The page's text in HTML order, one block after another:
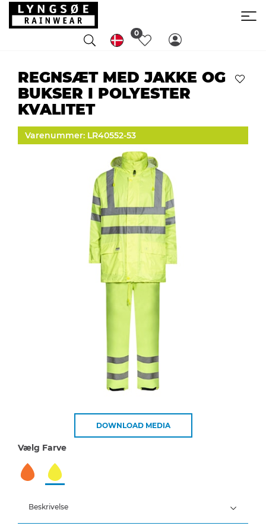
0
REGNSÆT MED JAKKE OG
BUKSER I POLYESTER
KVALITET
Varenummer: LR40552-53
DOWNLOAD MEDIA
Vælg Farve
Beskrivelse